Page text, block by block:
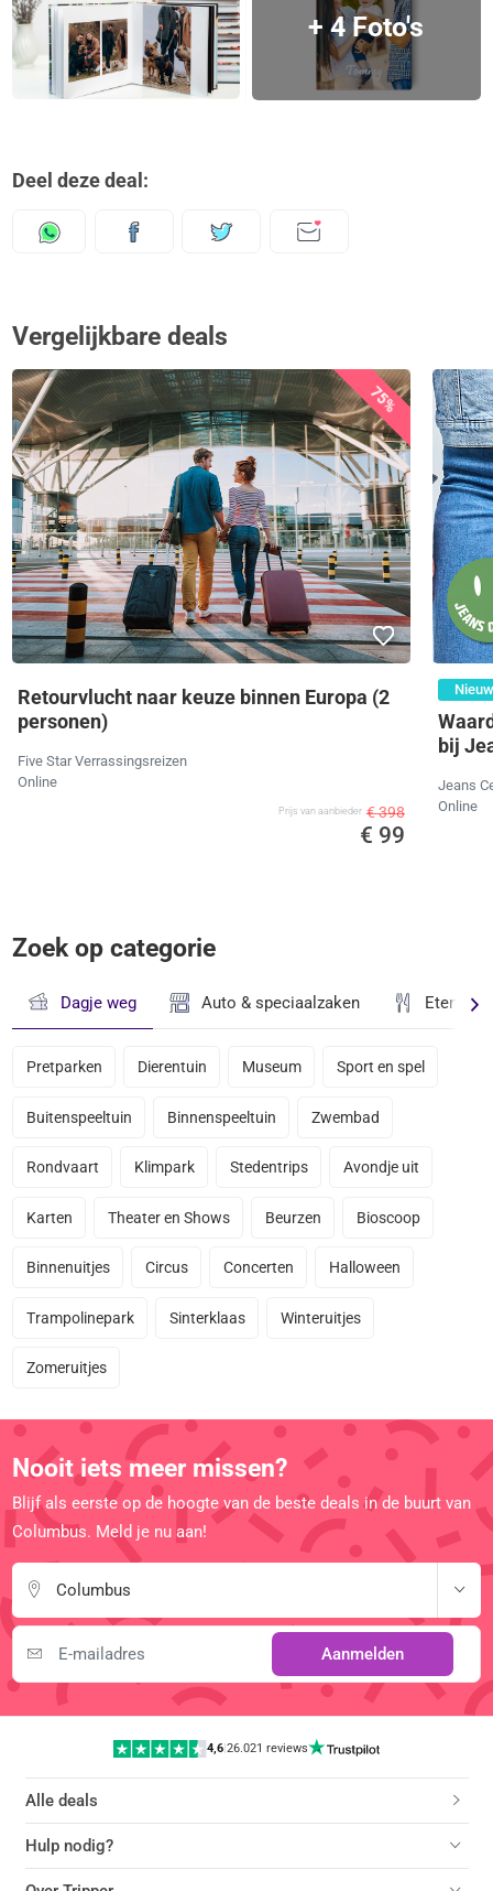
+ 4 Foto's
Deel deze deal:
Vergelijkbare deals
75%
Retourvlucht naar keuze binnen Europa (2
personen)
Five Star Verrassingsreizen
Online
Prijs van aanbieder € 398
€ 99
bij
Jeans
Online
Zoek op categorie
Dagje weg Auto & speciaalzaken Eten &
Pretparken Dierentuin Museum Sport en spel
Buitenspeeltuin Binnenspeeltuin Zwembad
Rondvaart Klimpark Stedentrips Avondje uit
Karten Theater en Shows Beurzen Bioscoop
Binnenuitjes Circus Concerten Halloween
Trampolinepark Sinterklaas Winteruitjes
Zomeruitjes
Nooit iets meer missen?
Blijf als eerste op de hoogte van de beste deals in de buurt van
Columbus. Meld je nu aan!
Columbus
Aanmelden
4,6|26.021 reviews
Alle deals
Hulp nodig?